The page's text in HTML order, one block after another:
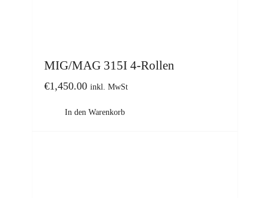
MIG/MAG 315I 4-Rollen
€1,450.00 inkl. MwSt
In den Warenkorb